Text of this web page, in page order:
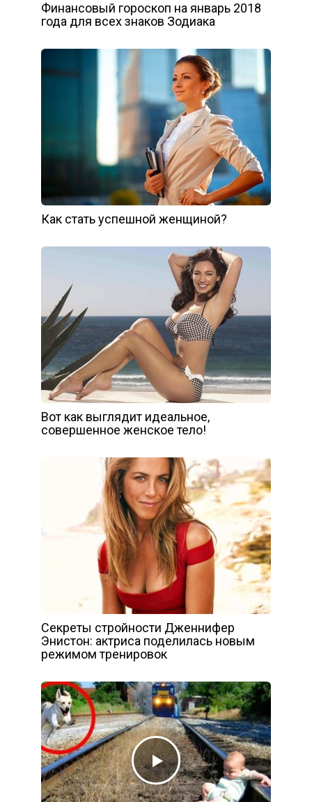
Финансовый гороскоп на январь 2018
года для всех знаков Зодиака
Как стать успешной женщиной?
Вот как выглядит идеальное,
совершенное женское тело!
Секреты стройности Дженнифер
Энистон: актриса поделилась новым
режимом тренировок